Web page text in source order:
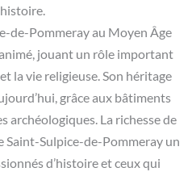
de-Pommeray au Moyen Âge
jouant un rôle important
la vie religieuse. Son héritage
grâce aux bâtiments
archéologiques. La richesse de
Saint-Sulpice-de-Pommeray un
d’histoire et ceux qui